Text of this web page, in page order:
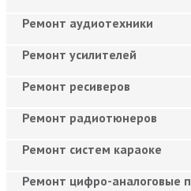
Ремонт аудиотехники
Ремонт усилителей
Ремонт ресиверов
Ремонт радиотюнеров
Ремонт систем караоке
Ремонт цифро-аналоговые